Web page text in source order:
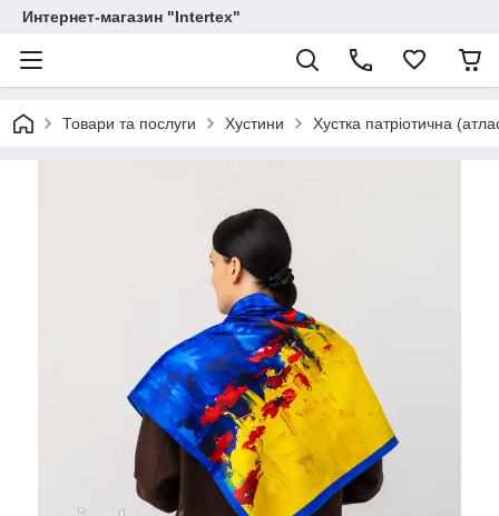
Интернет-магазин "Intertex"
Товари та послуги Хустини Хустка патріотична